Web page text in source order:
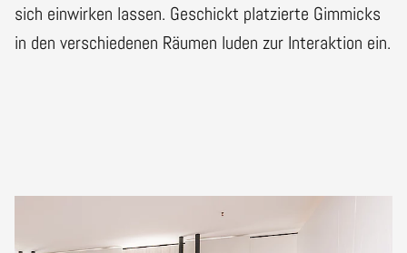
sich einwirken lassen. Geschickt platzierte Gimmicks
in den verschiedenen Räumen luden zur Interaktion ein.